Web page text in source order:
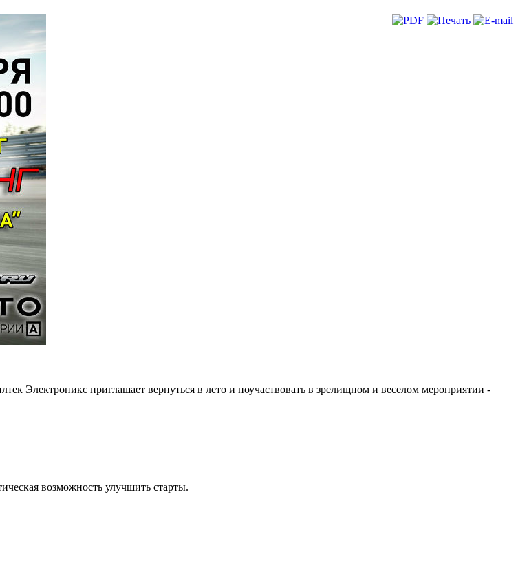
Электроникс приглашает вернуться в лето и поучаствовать в зрелищном и веселом мероприятии -
возможность улучшить старты.